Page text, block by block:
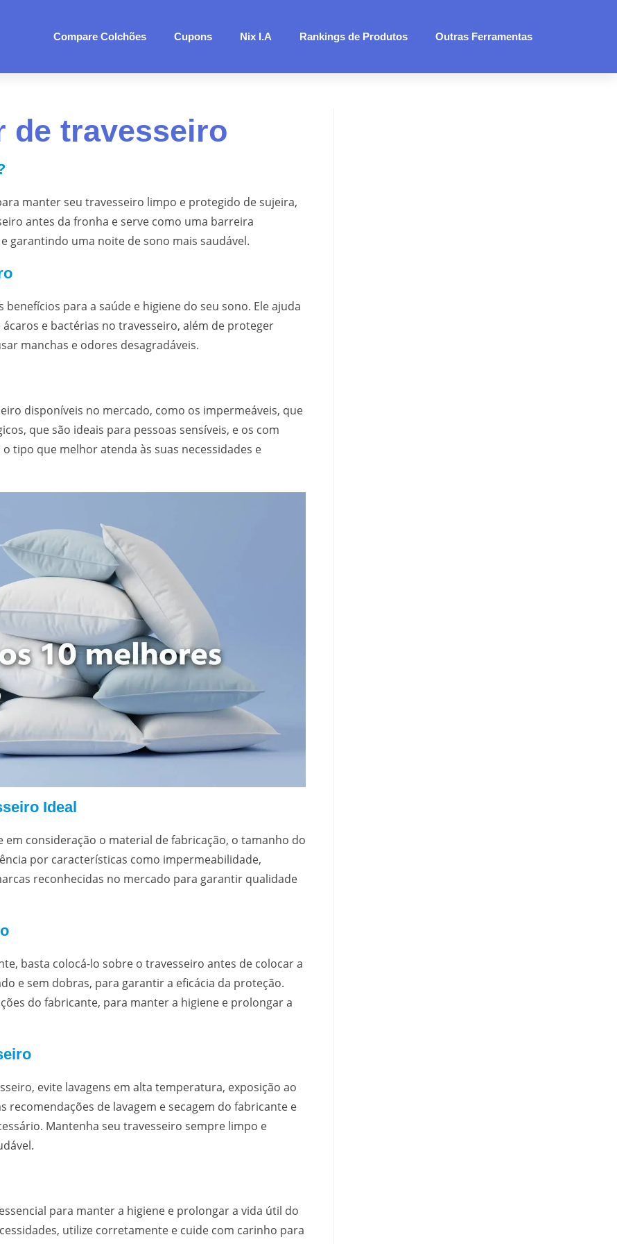
Compare Colchões Cupons Nix I.A Rankings de Produtos Outras Ferramentas
de travesseiro
manter seu travesseiro limpo e protegido de sujeira,
antes da fronha e serve como uma barreira
garantindo uma noite de sono mais saudável.
para a saúde e higiene do seu sono. Ele ajuda
e bactérias no travesseiro, além de proteger
manchas e odores desagradáveis.
disponíveis no mercado, como os impermeáveis, que
que são ideais para pessoas sensíveis, e os com
tipo que melhor atenda às suas necessidades e
Ideal
consideração o material de fabricação, o tamanho do
por características como impermeabilidade,
reconhecidas no mercado para garantir qualidade
basta colocá-lo sobre o travesseiro antes de colocar a
e sem dobras, para garantir a eficácia da proteção.
do fabricante, para manter a higiene e prolongar a
evite lavagens em alta temperatura, exposição ao
recomendações de lavagem e secagem do fabricante e
Mantenha seu travesseiro sempre limpo e
para manter a higiene e prolongar a vida útil do
utilize corretamente e cuide com carinho para